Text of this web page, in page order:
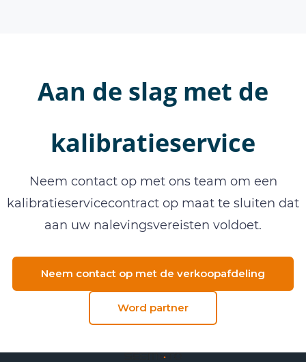
Aan de slag met de
kalibratieservice
Neem contact op met ons team om een
kalibratieservicecontract op maat te sluiten dat
aan uw nalevingsvereisten voldoet.
Neem contact op met de verkoopafdeling
Word partner